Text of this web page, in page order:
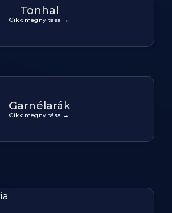
Tonhal
Cikk megnyitása →
Garnélarák
Cikk megnyitása →